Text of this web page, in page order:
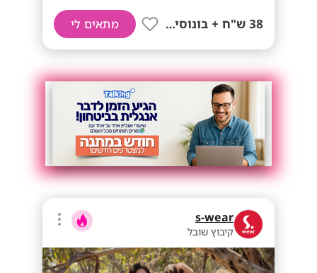
38 ש"ח + בונוסים!! מתאים לי
s-wear
קיבוץ שובל